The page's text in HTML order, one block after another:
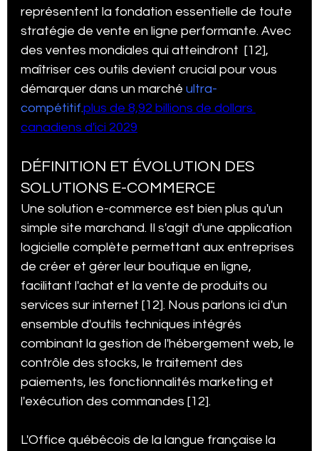
représentent la fondation essentielle de toute
stratégie de vente en ligne performante. Avec
des ventes mondiales qui atteindront  [12],
maîtriser ces outils devient crucial pour vous
démarquer dans un marché ultra-
compétitif.plus de 8,92 billions de dollars
canadiens d'ici 2029
DÉFINITION ET ÉVOLUTION DES
SOLUTIONS E-COMMERCE
Une solution e-commerce est bien plus qu'un
simple site marchand. Il s'agit d'une application
logicielle complète permettant aux entreprises
de créer et gérer leur boutique en ligne,
facilitant l'achat et la vente de produits ou
services sur internet [12]. Nous parlons ici d'un
ensemble d'outils techniques intégrés
combinant la gestion de l'hébergement web, le
contrôle des stocks, le traitement des
paiements, les fonctionnalités marketing et
l'exécution des commandes [12].
L'Office québécois de la langue française la